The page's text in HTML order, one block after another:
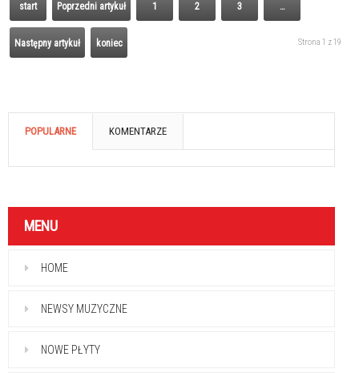
start Poprzedni artykuł 1 2 3 …
Następny artykuł koniec Strona 1 z 19
POPULARNE KOMENTARZE
MENU
HOME
NEWSY MUZYCZNE
NOWE PŁYTY